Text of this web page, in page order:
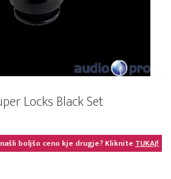
Locks Black Set
boljšo ceno kje drugje? KlikniteTUKAJ!